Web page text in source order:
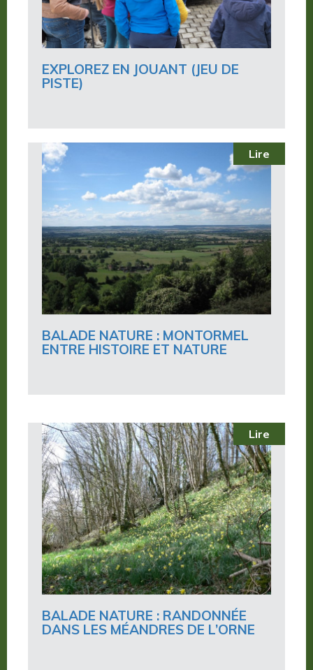
EXPLOREZ EN JOUANT (JEU DE
PISTE)
Lire
BALADE NATURE : MONTORMEL
ENTRE HISTOIRE ET NATURE
Lire
BALADE NATURE : RANDONNÉE
DANS LES MÉANDRES DE L’ORNE